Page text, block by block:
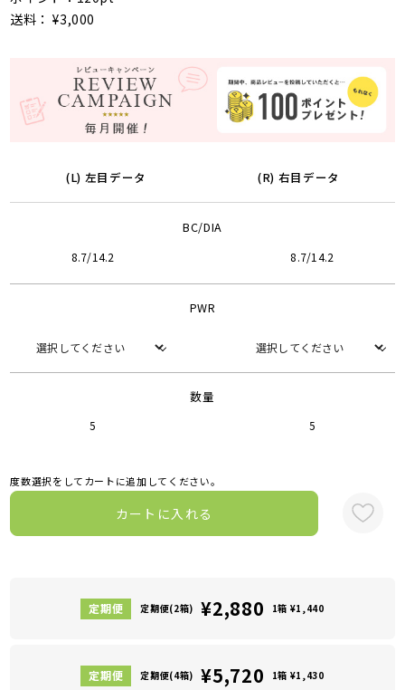
送料： ¥3,000
(L) 左目データ (R) 右目データ
BC/DIA
8.7/14.2 8.7/14.2
PWR
数量
5 5
度数選択をしてカートに追加してください。
カートに入れる
定期便(2箱) ¥2,880 1箱 ¥1,440
定期便(4箱) ¥5,720 1箱 ¥1,430